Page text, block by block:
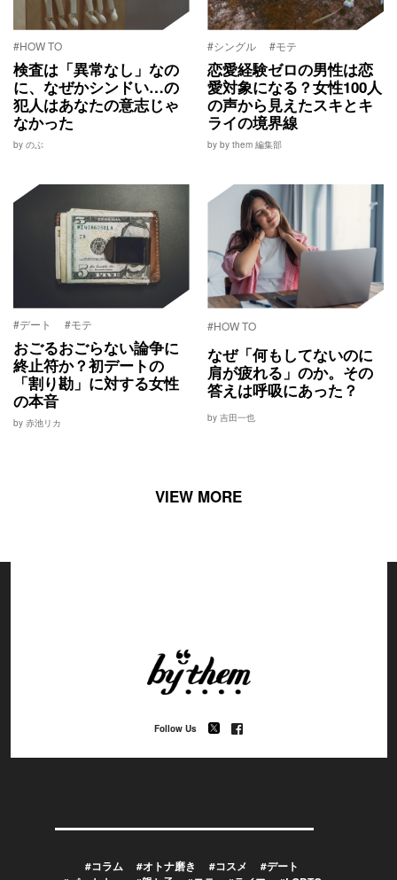
#HOW TO
検査は「異常なし」なの
に、なぜかシンドい…の
犯人はあなたの意志じゃ
なかった
by のぶ
#シングル #モテ
恋愛経験ゼロの男性は恋
愛対象になる？女性100人
の声から見えたスキとキ
ライの境界線
by by them 編集部
#デート #モテ
おごるおごらない論争に
終止符か？初デートの
「割り勘」に対する女性
の本音
by 赤池リカ
#HOW TO
なぜ「何もしてないのに
肩が疲れる」のか。その
答えは呼吸にあった？
by 吉田一也
VIEW MORE
Follow Us
#コラム #オトナ磨き #コスメ
#デート